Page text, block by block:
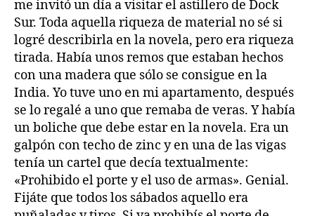
me invitó un día a visitar el astillero de Dock
Sur. Toda aquella riqueza de material no sé si
logré describirla en la novela, pero era riqueza
tirada. Había unos remos que estaban hechos
con una madera que sólo se consigue en la
India. Yo tuve uno en mi apartamento, después
se lo regalé a uno que remaba de veras. Y había
un boliche que debe estar en la novela. Era un
galpón con techo de zinc y en una de las vigas
tenía un cartel que decía textualmente:
«Prohibido el porte y el uso de armas». Genial.
Fijáte que todos los sábados aquello era